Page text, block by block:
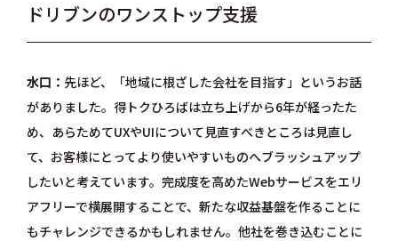
ドリブンのワンストップ支援
水口
先ほど、「地域に根ざした会社を目指す」というお話
がありました。得トクひろばは立ち上げから6年が経ったた
め、あらためてUXやUIについて見直すべきところは見直し
て、お客様にとってより使いやすいものへブラッシュアップ
したいと考えています。完成度を高めたWebサービスをエリ
アフリーで横展開することで、新たな収益基盤を作ることに
もチャレンジできるかもしれません。他社を巻き込むことに